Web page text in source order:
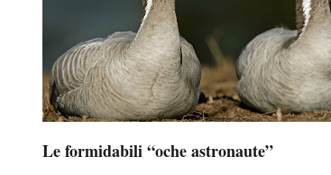
Le formidabili “oche astronaute”